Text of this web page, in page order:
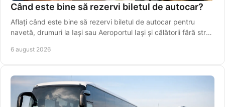
Când este bine să rezervi biletul de autocar?
Aflați când este bine să rezervi biletul de autocar pentru
navetă, drumuri la Iași sau Aeroportul Iași și călătorii fără stres
6 august 2026